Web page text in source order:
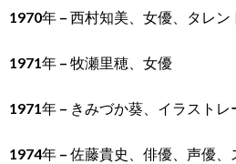
1970年 – 西村知美、女優、タレン
1971年 – 牧瀬里穂、女優
1971年 – きみづか葵、イラストレ
1974年 – 佐藤貴史、俳優、声優、